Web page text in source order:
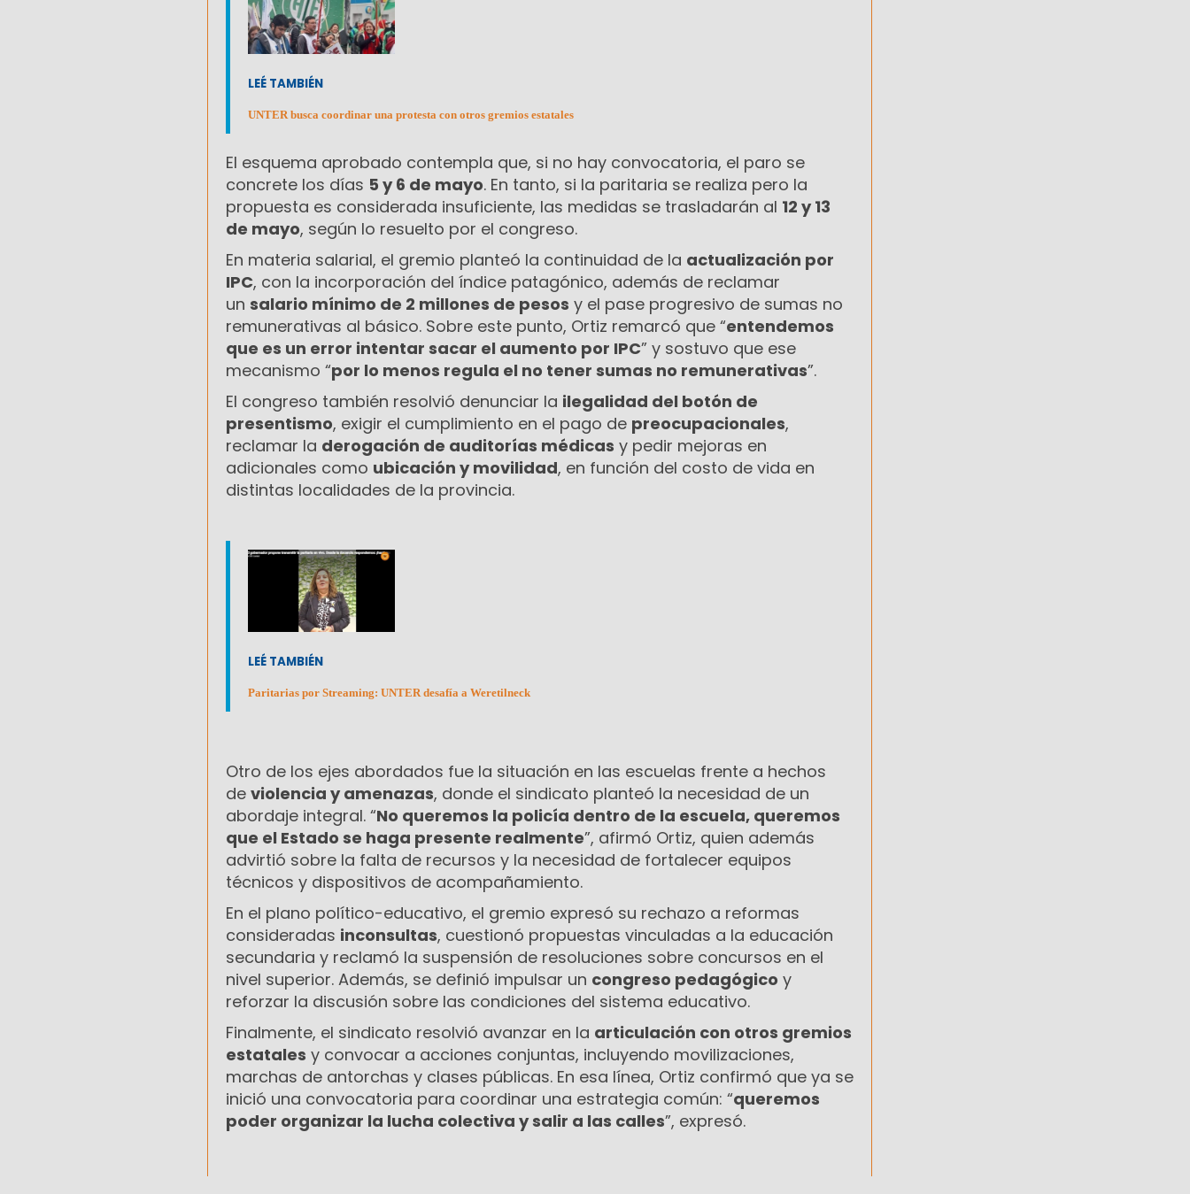
LEÉ TAMBIÉN
UNTER busca coordinar una protesta con otros gremios estatales
El esquema aprobado contempla que, si no hay convocatoria, el paro se
concrete los días 5 y 6 de mayo. En tanto, si la paritaria se realiza pero la
propuesta es considerada insuficiente, las medidas se trasladarán al 12 y 13
de mayo, según lo resuelto por el congreso.
En materia salarial, el gremio planteó la continuidad de la actualización por
IPC, con la incorporación del índice patagónico, además de reclamar
un salario mínimo de 2 millones de pesos y el pase progresivo de sumas no
remunerativas al básico. Sobre este punto, Ortiz remarcó que “entendemos
que es un error intentar sacar el aumento por IPC” y sostuvo que ese
mecanismo “por lo menos regula el no tener sumas no remunerativas”.
El congreso también resolvió denunciar la ilegalidad del botón de
presentismo, exigir el cumplimiento en el pago de preocupacionales,
reclamar la derogación de auditorías médicas y pedir mejoras en
adicionales como ubicación y movilidad, en función del costo de vida en
distintas localidades de la provincia.
LEÉ TAMBIÉN
Paritarias por Streaming: UNTER desafía a Weretilneck
Otro de los ejes abordados fue la situación en las escuelas frente a hechos
de violencia y amenazas, donde el sindicato planteó la necesidad de un
abordaje integral. “No queremos la policía dentro de la escuela, queremos
que el Estado se haga presente realmente”, afirmó Ortiz, quien además
advirtió sobre la falta de recursos y la necesidad de fortalecer equipos
técnicos y dispositivos de acompañamiento.
En el plano político-educativo, el gremio expresó su rechazo a reformas
consideradas inconsultas, cuestionó propuestas vinculadas a la educación
secundaria y reclamó la suspensión de resoluciones sobre concursos en el
nivel superior. Además, se definió impulsar un congreso pedagógico y
reforzar la discusión sobre las condiciones del sistema educativo.
Finalmente, el sindicato resolvió avanzar en la articulación con otros gremios
estatales y convocar a acciones conjuntas, incluyendo movilizaciones,
marchas de antorchas y clases públicas. En esa línea, Ortiz confirmó que ya se
inició una convocatoria para coordinar una estrategia común: “queremos
poder organizar la lucha colectiva y salir a las calles”, expresó.